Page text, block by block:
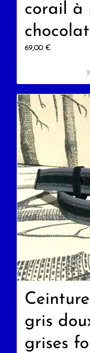
corail à
69,00 €
gris
grises